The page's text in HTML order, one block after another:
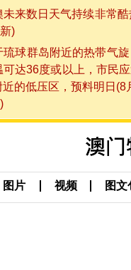
来数日天气持续非常
)
球群岛附近的热带气
达36度或以上，市民
的低压区，预料明日
图片 视频 图文